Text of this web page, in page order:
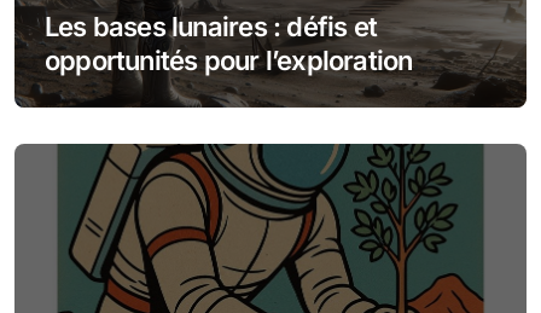
Les bases lunaires : défis et
opportunités pour l’exploration
spatiale